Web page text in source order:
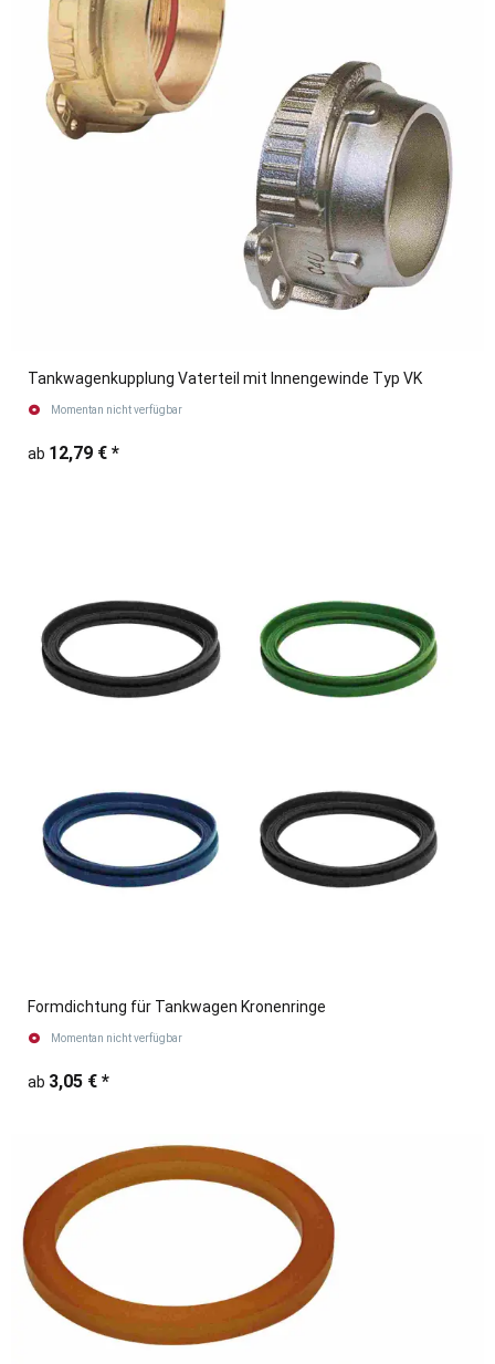
Tankwagenkupplung Vaterteil mit Innengewinde Typ VK
Momentan nicht verfügbar
ab 12,79 € *
Formdichtung für Tankwagen Kronenringe
Momentan nicht verfügbar
ab 3,05 € *